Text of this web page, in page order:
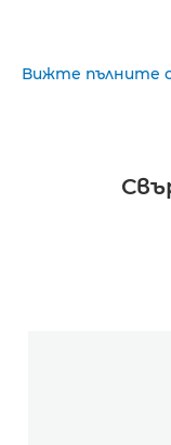
Вижте пълните